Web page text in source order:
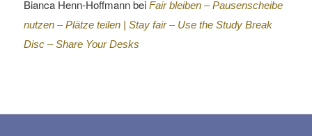
Bianca Henn-Hoffmannbei Fair bleiben – Pausenscheibe
nutzen – Plätze teilen | Stay fair – Use the Study Break
Disc – Share Your Desks